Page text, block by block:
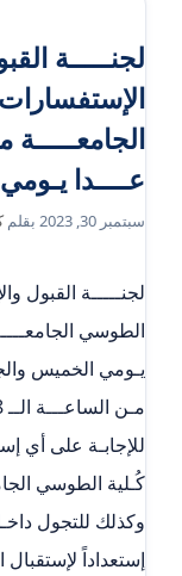
لجنـــــة
عــــدا
سبتمبر 30, 2023 بقلم
لجنـــــة القبول
الطوسي
يـومي الخميس
مـن الساعـــة الــ 8 صباحـاً و حتى الساعــة الــ 4 مساءً،
للإجابـة على أي
كُـلية الطوسي
وكذلك للتجول
إستعداداً لإستقبال العام